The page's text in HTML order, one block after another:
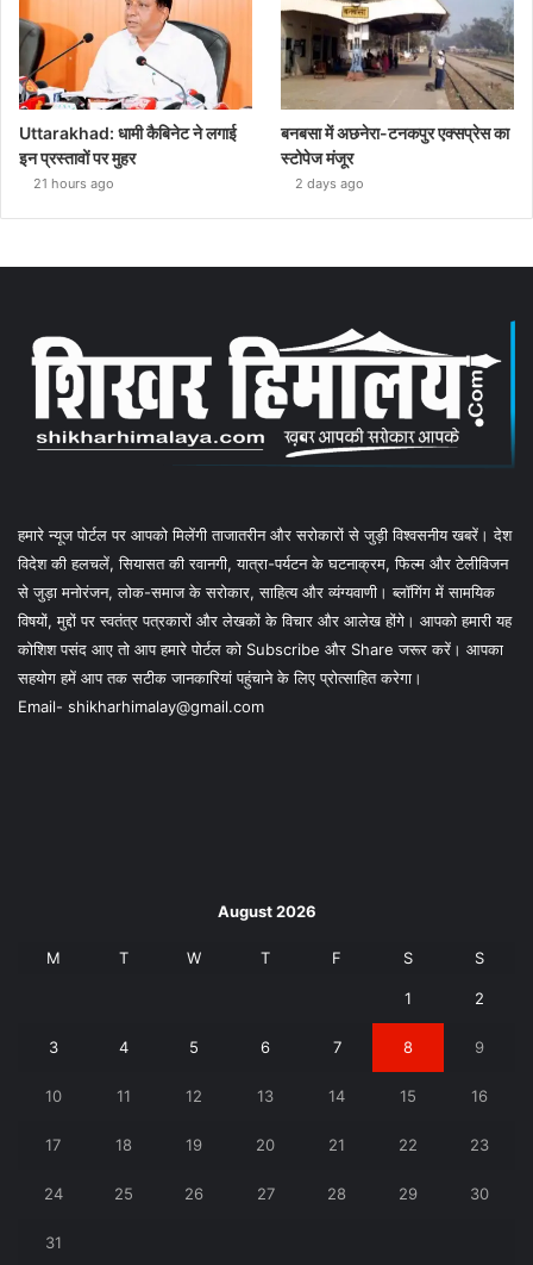
Uttarakhad: धामी कैबिनेट ने लगाई
इन प्रस्तावों पर मुहर
21 hours ago
बनबसा में अछनेरा-टनकपुर एक्सप्रेस का
स्टोपेज मंजूर
2 days ago
हमारे न्यूज पोर्टल पर आपको मिलेंगी ताजातरीन और सरोकारों से जुड़ी विश्वसनीय खबरें। देश
विदेश की हलचलें, सियासत की रवानगी, यात्रा-पर्यटन के घटनाक्रम, फिल्म और टेलीविजन
से जुड़ा मनोरंजन, लोक-समाज के सरोकार, साहित्य और व्यंग्यवाणी। ब्लॉगिंग में सामयिक
विषयों, मुद्दों पर स्वतंत्र पत्रकारों और लेखकों के विचार और आलेख होंगे। आपको हमारी यह
कोशिश पसंद आए तो आप हमारे पोर्टल को Subscribe और Share जरूर करें। आपका
सहयोग हमें आप तक सटीक जानकारियां पहुंचाने के लिए प्रोत्साहित करेगा।
Email- shikharhimalay@gmail.com
August 2026
M T W T F S S
1 2
3 4 5 6 7 8 9
10 11 12 13 14 15 16
17 18 19 20 21 22 23
24 25 26 27 28 29 30
31